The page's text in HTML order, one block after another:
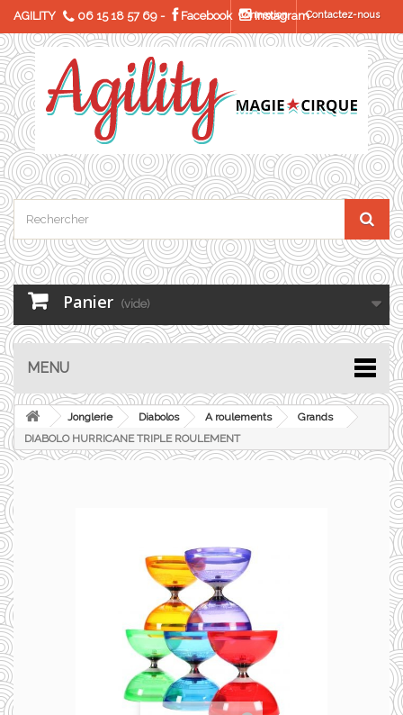
AGILITY 06 15 18 57 69 - Facebook InstagramContactez-nous
Connexion
Panier (vide)
MENU
Jonglerie Diabolos A roulements
Grands
DIABOLO HURRICANE TRIPLE ROULEMENT